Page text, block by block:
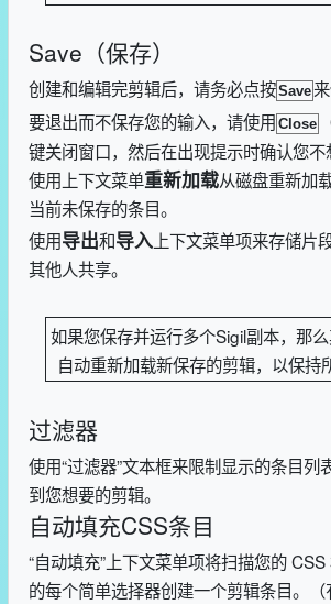
Save（保存）
创建和编辑完剪辑后，请务必点按Save
要退出而不保存您的输入，请使用 Close
键关闭窗口，然后在出现提示时确认您
使用上下文菜单重新加载从磁盘重新加
当前未保存的条目。
使用导出和导入上下文菜单项来存储片
其他人共享。
如果您保存并运行多个Sigil副本，那
自动重新加载新保存的剪辑，以保持
过滤器
使用“过滤器”文本框来限制显示的条目列
到您想要的剪辑。
自动填充CSS条目
“自动填充”上下文菜单项将扫描您的
的每个简单选择器创建一个剪辑条目。